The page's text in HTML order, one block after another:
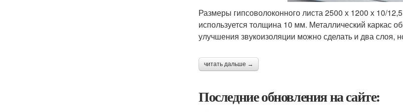
Размеры гипсоволоконного листа 2500 х 1200 х 10/
используется толщина 10 мм. Металлический каркас
улучшения звукоизоляции можно сделать и два слоя,
читать дальше →
Последние обновления на сайте: